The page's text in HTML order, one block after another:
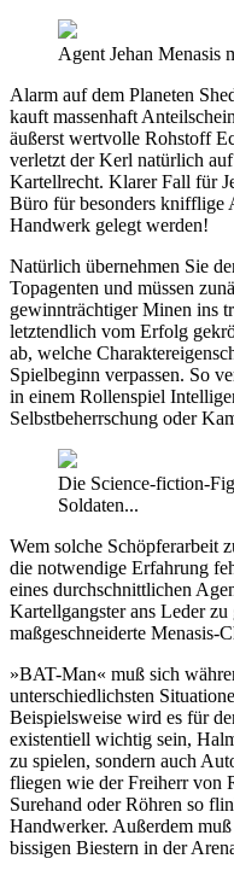
Agent Jehan Menasis
Alarm auf dem Planeten
kauft massenhaft
äußerst wertvolle Rohstoff
verletzt der Kerl natürlich
Kartellrecht. Klarer Fall für
Büro für besonders knifflige
Handwerk gelegt werden!
Natürlich übernehmen Sie
Topagenten und müssen
gewinnträchtiger Minen ins
letztendlich vom Erfolg
ab, welche
Spielbeginn verpassen. So
in einem Rollenspiel
Selbstbeherrschung oder
Die Science-fiction-
Soldaten...
Wem solche Schöpferarbeit
die notwendige Erfahrung
eines durchschnittlichen
Kartellgangster ans Leder zu
maßgeschneiderte Menasis-
»BAT-Man« muß sich
unterschiedlichsten
Beispielsweise wird es für
existentiell wichtig sein,
zu spielen, sondern auch
fliegen wie der Freiherr von
Surehand oder Röhren so
Handwerker. Außerdem
bissigen Biestern in der